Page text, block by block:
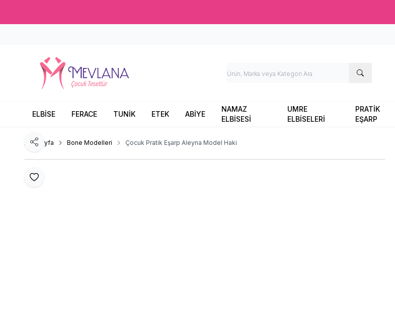
ELBİSE FERACE TUNİK ETEK ABİYE
NAMAZ
ELBİSESİ
UMRE
ELBİSELERİ
PRATİK
EŞARP
Ana Sayfa Bone Modelleri Çocuk Pratik Eşarp Aleyna Model Haki
Favoriye Ekle
Paylaş